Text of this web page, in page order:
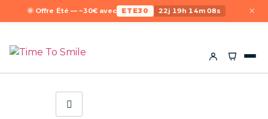
🌞 Offre Été — −30€ avec ETE30 22j 19h 14m 08s ×